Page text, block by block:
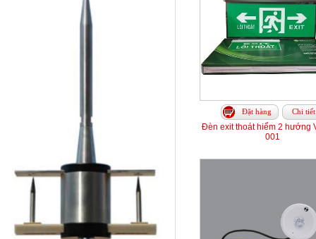
Đặt hàng Chi tiết
Đèn exit thoát hiểm 2 hướng
001